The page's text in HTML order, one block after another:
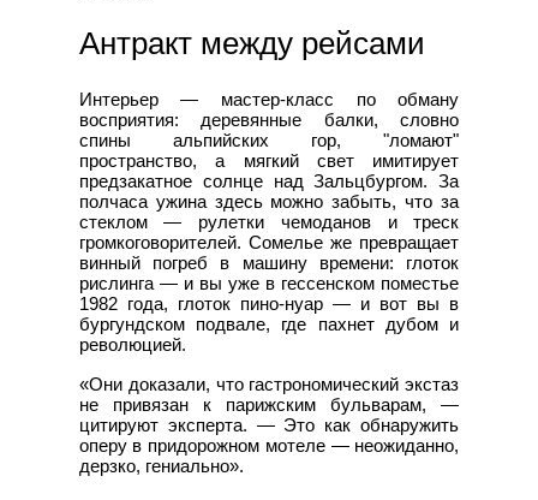
Антракт между рейсами
Интерьер — мастер-класс по обману
восприятия: деревянные балки, словно
спины альпийских гор, "ломают"
пространство, а мягкий свет имитирует
предзакатное солнце над Зальцбургом. За
полчаса ужина здесь можно забыть, что за
стеклом — рулетки чемоданов и треск
громкоговорителей. Сомелье же превращает
винный погреб в машину времени: глоток
рислинга — и вы уже в гессенском поместье
1982 года, глоток пино-нуар — и вот вы в
бургундском подвале, где пахнет дубом и
революцией.
«Они доказали, что гастрономический экстаз
не привязан к парижским бульварам, —
цитируют эксперта. — Это как обнаружить
оперу в придорожном мотеле — неожиданно,
дерзко, гениально».